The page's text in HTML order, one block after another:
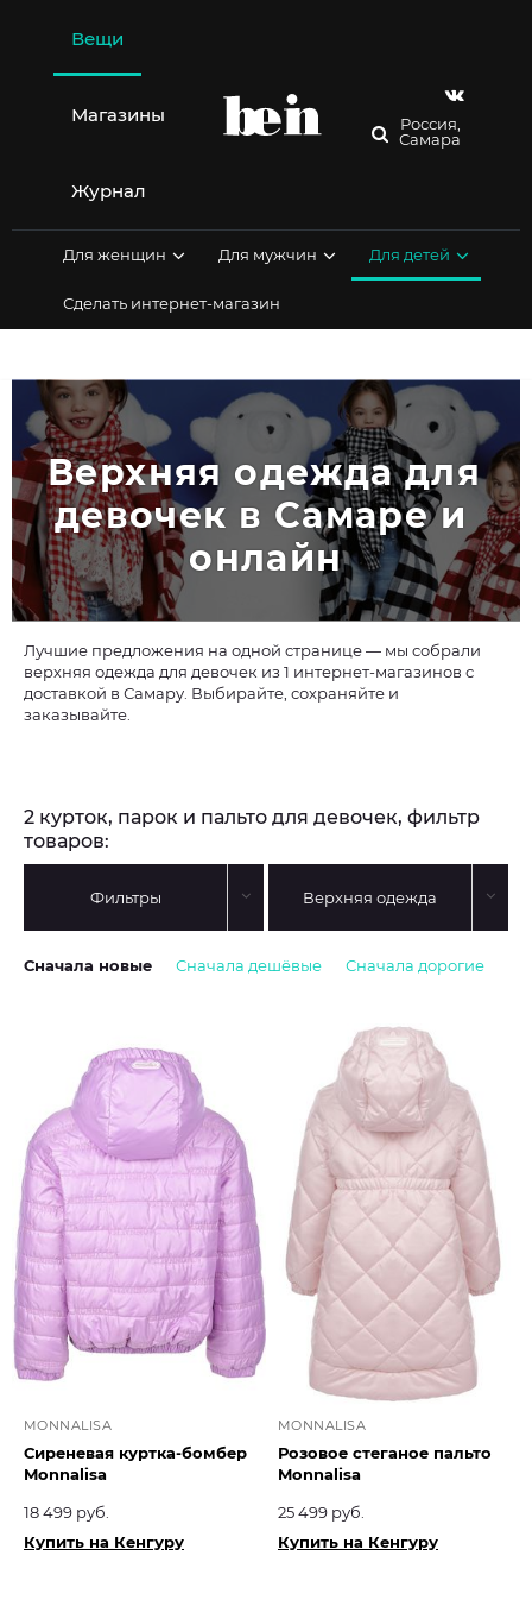
содержимому
Вещи
Магазины
Журнал
Россия,
Самара
Для женщин Для мужчин Для детей
Сделать интернет-магазин
Верхняя одежда для
девочек в Самаре и
онлайн
Лучшие предложения на одной странице — мы собрали
верхняя одежда для девочек из 1 интернет-магазинов с
доставкой в Самару. Выбирайте, сохраняйте и
заказывайте.
2 курток, парок и пальто для девочек, фильтр
товаров:
Фильтры Верхняя одежда
Сначала новые Сначала дешёвые Сначала дорогие
MONNALISA
Сиреневая куртка-бомбер
Monnalisa
18 499 руб.
Купить на Кенгуру
MONNALISA
Розовое стеганое пальто
Monnalisa
25 499 руб.
Купить на Кенгуру